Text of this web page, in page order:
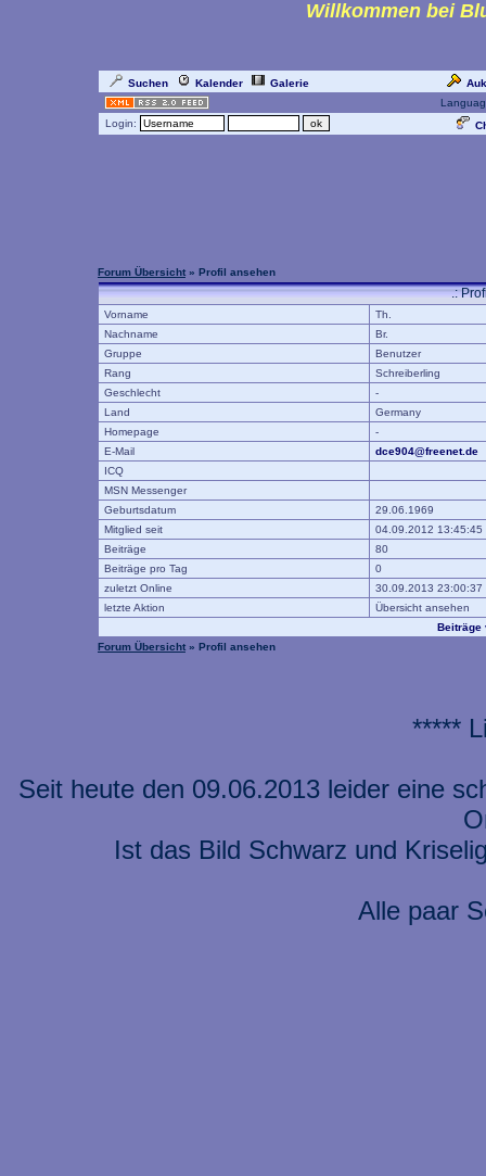
Willkommen bei
Suchen Kalender Galerie
Login:
Forum Übersicht » Profil ansehen
.:
Vorname
Th.
Nachname
Br.
Gruppe
Benutzer
Rang
Schreiberling
Geschlecht
-
Land
Germany
Homepage
-
E-Mail
dce904@freenet.de
ICQ
MSN Messenger
Geburtsdatum
29.06.1969
Mitglied seit
04.09.2012 13:45:45
Beiträge
80
Beiträge pro Tag
0
zuletzt Online
30.09.2013 23:00:37
letzte Aktion
Übersicht ansehen
Beiträge
Forum Übersicht » Profil ansehen
*****
Seit heute den 09.06.2013 leider eine
Ist das Bild Schwarz und
Alle paar